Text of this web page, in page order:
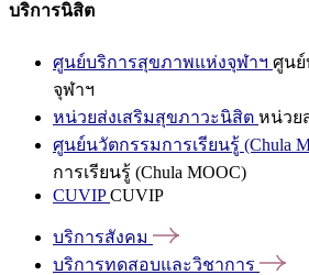
บริการนิสิต
ศูนย์บริการสุขภาพแห่งจุฬาฯ ศูนย์
จุฬาฯ
หน่วยส่งเสริมสุขภาวะนิสิต หน่วย
ศูนย์นวัตกรรมการเรียนรู้ (Chula
การเรียนรู้ (Chula MOOC)
CUVIPCUVIP
บริการสังคม
บริการทดสอบและวิชาการ